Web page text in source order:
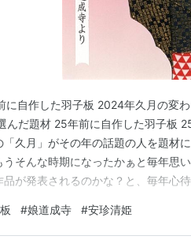
に自作した羽子板 2024年久月の変
んだ題材 25年前に自作した羽子板
「久月」がその年の話題の人を題材
うそんな時期になったかぁと毎年思
品が発表されるのかな？と、毎年心
回を重ねて第39回目となる2024年の
年久月の変わり羽子…
#娘道成寺 #安珍清姫